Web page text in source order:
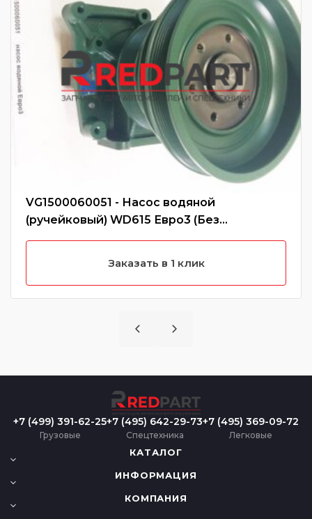
VG1500060051 - Насос водяной
(ручейковый) WD615 Евро3 (Без
характеристики)
Заказать в 1 клик
+7 (499) 391-62-25
Грузовые
+7 (495) 642-29-73
Спецтехника
+7 (495) 369-09-72
Легковые
КАТАЛОГ
ИНФОРМАЦИЯ
КОМПАНИЯ